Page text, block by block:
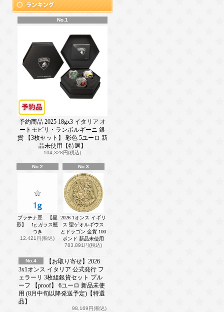
No.1
予約商品 2025 18gx3 イタリア オ
ートモビリ・ランボルギーニ 銀
貨 【3枚セット】 彩色 5ユーロ 新
品未使用【特選】
104,328円(税込)
No.2
プラチナ豆 【星
形】 1g ガラス瓶
つき
12,421円(税込)
No.3
2026 1オンス イギリ
ス 聖ゲオルギウス
とドラゴン 金貨 100
ポンド 新品未使用
783,891円(税込)
No.4
【お取り寄せ】2026
3x1オンス イタリア 公式発行 フ
ェラーリ 3枚組銀貨セット プル
ーフ 【proof】 6ユーロ 新品未使
用 (8月中旬以降発送予定)【特選
品】
98,169円(税込)